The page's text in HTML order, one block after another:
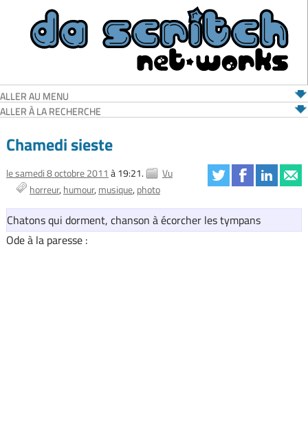
ALLER AU MENU
ALLER À LA RECHERCHE
Chamedi sieste
le samedi 8 octobre 2011 à 19:21.
Vu
horreur humour musique photo
Chatons qui dorment, chanson à écorcher les tympans
Ode à la paresse :